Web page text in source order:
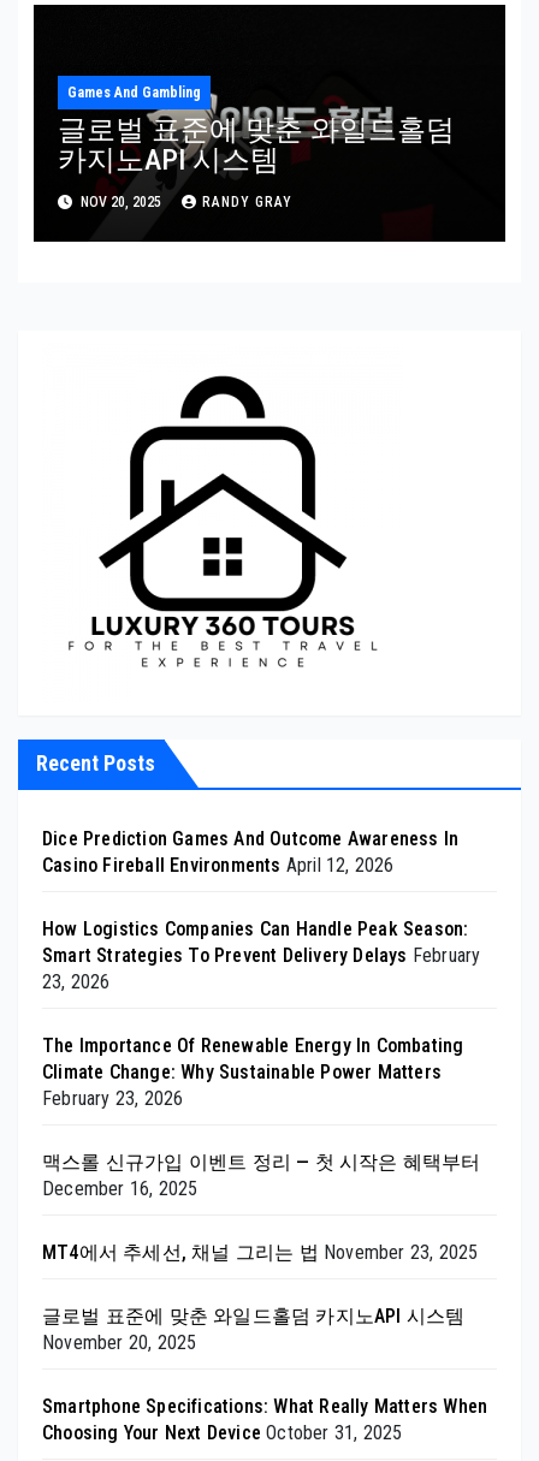
Games And Gambling
글로벌 표준에 맞춘 와일드홀덤
카지노API 시스템
NOV 20, 2025 RANDY GRAY
Recent Posts
Dice Prediction Games And Outcome Awareness In
Casino Fireball Environments April 12, 2026
How Logistics Companies Can Handle Peak Season:
Smart Strategies To Prevent Delivery Delays February
23, 2026
The Importance Of Renewable Energy In Combating
Climate Change: Why Sustainable Power Matters
February 23, 2026
맥스롤 신규가입 이벤트 정리 — 첫 시작은 혜택부터
December 16, 2025
MT4에서 추세선, 채널 그리는 법 November 23, 2025
글로벌 표준에 맞춘 와일드홀덤 카지노API 시스템
November 20, 2025
Smartphone Specifications: What Really Matters When
Choosing Your Next Device October 31, 2025